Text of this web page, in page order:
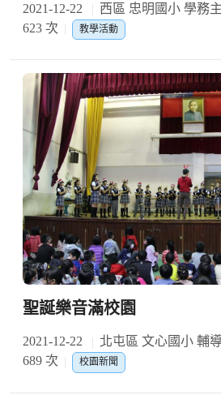
2021-12-22 西區 忠明國小 學務
623 次
教學活動
聖誕樂音滿校園
2021-12-22 北屯區 文心國小 輔
689 次
校園新聞